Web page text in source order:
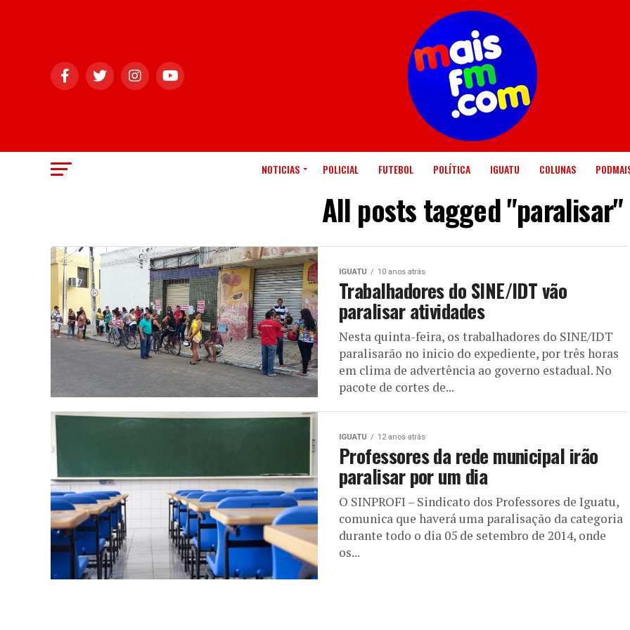
NOTICIAS POLICIAL FUTEBOL POLÍTICA IGUATU COLUNAS
All posts tagged "paralisar"
IGUATU 10 anos atrás
Trabalhadores do SINE/IDT vão
paralisar atividades
Nesta quinta-feira, os trabalhadores do SINE/IDT
paralisarão no inicio do expediente, por três horas
em clima de advertência ao governo estadual. No
pacote de cortes de...
IGUATU 12 anos atrás
Professores da rede municipal irão
paralisar por um dia
O SINPROFI – Sindicato dos Professores de Iguatu,
comunica que haverá uma paralisação da categoria
durante todo o dia 05 de setembro de 2014, onde
os...